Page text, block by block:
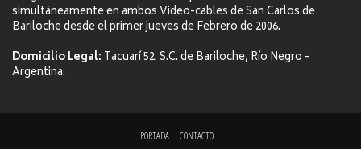
simultáneamente en ambos Video-cables de San Carlos de
Bariloche desde el primer jueves de Febrero de 2006.
Domicilio Legal: Tacuarí 52. S.C. de Bariloche, Río Negro -
Argentina.
PORTADA CONTACTO